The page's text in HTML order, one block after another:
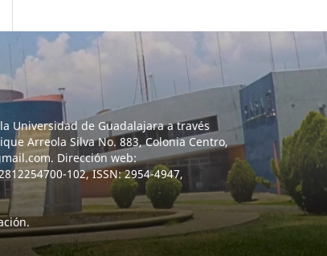
Universidad de Guadalajara a través
Arreola Silva No. 883, Colonia Centro,
Dirección web:
102, ISSN: 2954-4947,